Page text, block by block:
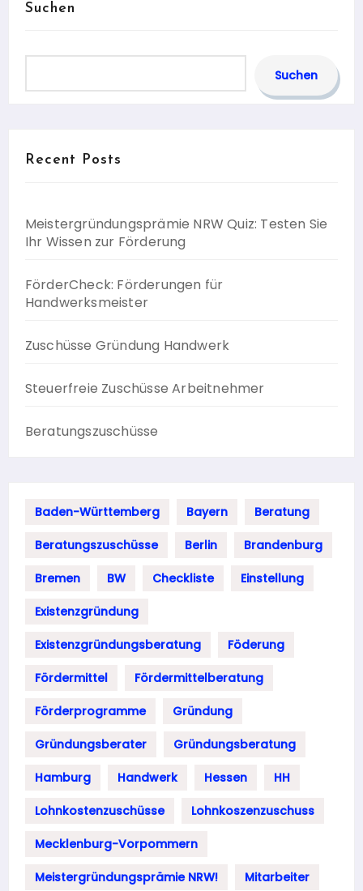
Suchen
Suchen
Recent Posts
Meistergründungsprämie NRW Quiz: Testen Sie
Ihr Wissen zur Förderung
FörderCheck: Förderungen für
Handwerksmeister
Zuschüsse Gründung Handwerk
Steuerfreie Zuschüsse Arbeitnehmer
Beratungszuschüsse
Baden-Württemberg Bayern Beratung
Beratungszuschüsse Berlin Brandenburg
Bremen BW Checkliste Einstellung
Existenzgründung
Existenzgründungsberatung Föderung
Fördermittel Fördermittelberatung
Förderprogramme Gründung
Gründungsberater Gründungsberatung
Hamburg Handwerk Hessen HH
Lohnkostenzuschüsse Lohnkoszenzuschuss
Mecklenburg-Vorpommern
Meistergründungsprämie NRW! Mitarbeiter